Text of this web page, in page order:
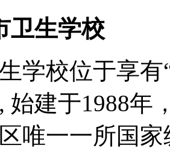
卫生学校
学校位于享有
始建于1988年
唯一一所国